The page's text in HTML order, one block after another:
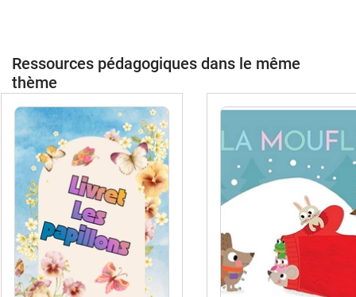
Ressources pédagogiques dans le même
thème